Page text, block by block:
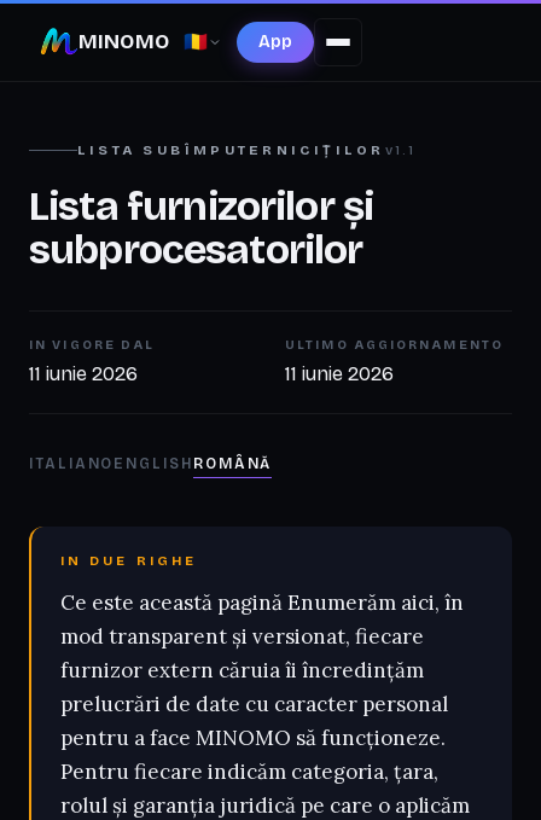
MINOMO 🇷🇴 App
LISTA SUBÎMPUTERNICIȚILOR v1.1
Lista furnizorilor și
subprocesatorilor
IN VIGORE DAL
11 iunie 2026
ULTIMO AGGIORNAMENTO
11 iunie 2026
ITALIANO ENGLISH ROMÂNĂ
IN DUE RIGHE
Ce este această pagină Enumerăm aici, în
mod transparent și versionat, fiecare
furnizor extern căruia îi încredințăm
prelucrări de date cu caracter personal
pentru a face MINOMO să funcționeze.
Pentru fiecare indicăm categoria, țara,
rolul și garanția juridică pe care o aplicăm